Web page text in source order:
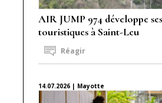
AIR JUMP 974 développe
touristiques à Saint-Leu
Réagir
14.07.2026 | Mayotte